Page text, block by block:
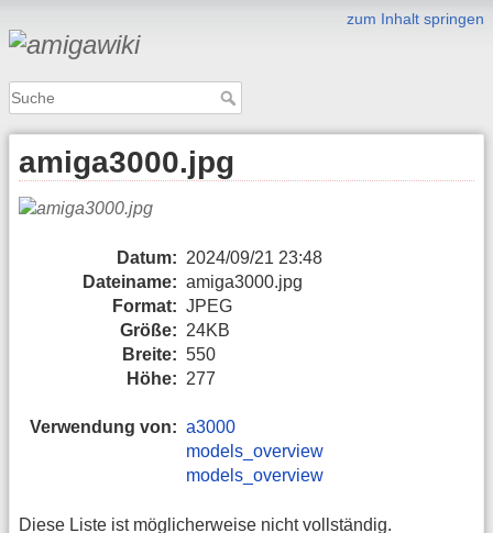
zum Inhalt springen
amiga3000.jpg
Datum: 2024/09/21 23:48
Dateiname: amiga3000.jpg
Format: JPEG
Größe: 24KB
Breite: 550
Höhe: 277
Verwendung von: a3000
models_overview
models_overview
Diese Liste ist möglicherweise nicht vollständig.